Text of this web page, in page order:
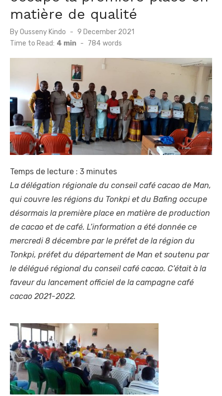
matière de qualité
ByOusseny Kindo
Posted
9 December 2021
Time to Read: 4 min - 784 words
Temps de lecture : 3 minutes
La délégation régionale du conseil café cacao de Man,
qui couvre les régions du Tonkpi et du Bafing occupe
désormais la première place en matière de production
de cacao et de café. L’information a été donnée ce
mercredi 8 décembre par le préfet de la région du
Tonkpi, préfet du département de Man et soutenu par
le délégué régional du conseil café cacao. C’était à la
faveur du lancement officiel de la campagne café
cacao 2021-2022.